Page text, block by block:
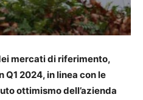
mercati di riferimento,
Q1 2024, in linea con le
ottimismo dell’azienda